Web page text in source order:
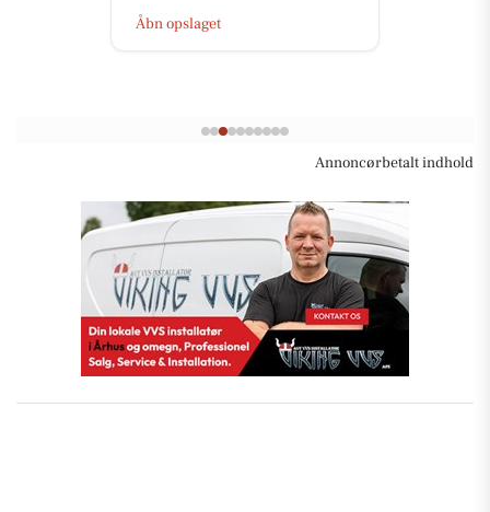
Åbn opslaget
Annoncørbetalt indhold